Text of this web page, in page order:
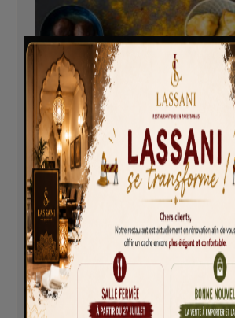
Poulet tikka
8,50€